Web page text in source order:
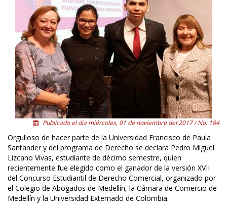
Publicado el día miércoles, 01 de noviembre del 2017 / No. 184
Orgulloso de hacer parte de la Universidad Francisco de Paula
Santander y del programa de Derecho se declara Pedro Miguel
Lizcano Vivas, estudiante de décimo semestre, quien
recientemente fue elegido como el ganador de la versión XVII
del Concurso Estudiantil de Derecho Comercial, organizado por
el Colegio de Abogados de Medellín, la Cámara de Comercio de
Medellín y la Universidad Externado de Colombia.